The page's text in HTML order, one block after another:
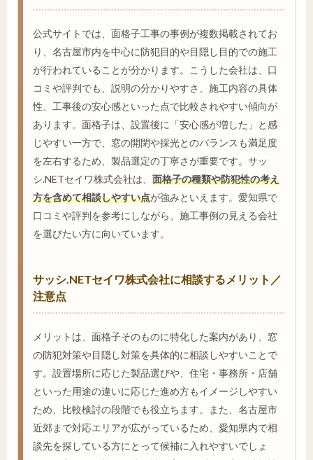
公式サイトでは、面格子工事の事例が複数掲載されてお
り、名古屋市内を中心に防犯目的や目隠し目的での施工
が行われていることが分かります。こうした会社は、口
コミや評判でも、説明の分かりやすさ、施工内容の具体
性、工事後の安心感といった点で比較されやすい傾向が
あります。面格子は、設置後に「安心感が増した」と感
じやすい一方で、窓の開閉や採光とのバランスも満足度
を左右するため、製品選定の丁寧さが重要です。サッ
シ.NETセイワ株式会社は、 面格子の種類や防犯性の考え
方を含めて相談しやすい点が強みといえます。愛知県で
口コミや評判を参考にしながら、施工事例の見える会社
を選びたい方に向いています。
サッシ.NETセイワ株式会社に相談するメリット／
注意点
メリットは、面格子そのものに特化した案内があり、窓
の防犯対策や目隠し対策を具体的に相談しやすいことで
す。設置場所に応じた製品選びや、住宅・事務所・店舗
といった用途の違いに応じた進め方もイメージしやすい
ため、比較検討の段階でも役立ちます。また、名古屋市
近郊まで対応エリアが広がっているため、愛知県内で相
談先を探している方にとって候補に入れやすいでしょ